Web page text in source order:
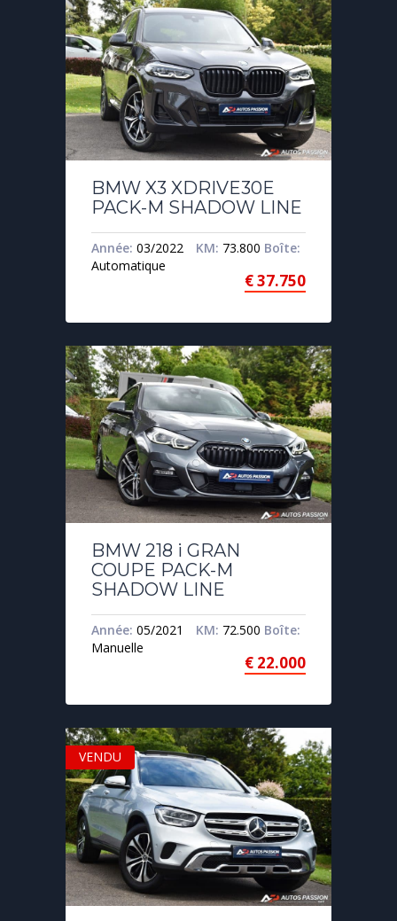
BMW X3 XDRIVE30E
PACK-M SHADOW LINE
Année: 03/2022 KM: 73.800 Boîte:
Automatique
€37.750
BMW 218 i GRAN
COUPE PACK-M
SHADOW LINE
Année: 05/2021 KM: 72.500 Boîte:
Manuelle
€ 22.000
VENDU